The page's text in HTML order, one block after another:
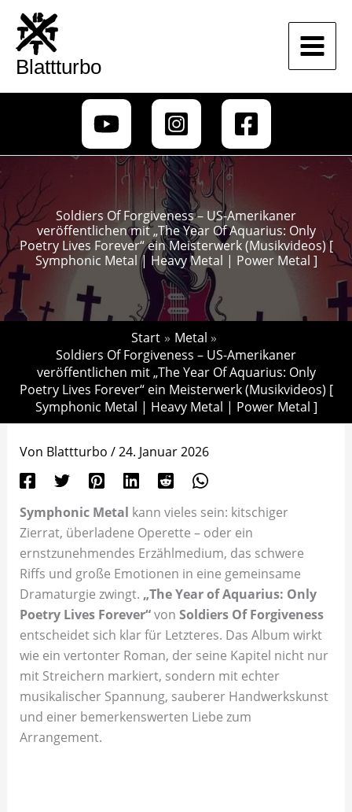
Zum
Inhalt
springen
Blattturbo
Soldiers Of Forgiveness – US-Amerikaner
veröffentlichen mit „The Year Of Aquarius: Only
Poetry Lives Forever“ ein Meisterwerk (Musikvideos) [
Symphonic Metal | Heavy Metal | Power Metal ]
Start
Metal
Soldiers Of Forgiveness – US-Amerikaner
veröffentlichen mit „The Year Of Aquarius: Only
Poetry Lives Forever“ ein Meisterwerk (Musikvideos) [
Symphonic Metal | Heavy Metal | Power Metal ]
Von Blattturbo /24. Januar 2026
Symphonic Metal kann vieles sein: kitschiger
Zierrat, überladene Operette – oder ein
ernstzunehmendes Erzählmedium, das schwere
Riffs und große Emotionen in eine gemeinsame
Dramaturgie zwingt. „The Year of Aquarius: Only
Poetry Lives Forever“von Soldiers Of Forgiveness
entscheidet sich klar für Letzteres. Das Album wirkt
wie ein vertonter Roman, der seine Kapitel nicht nur
mit Streichern markiert, sondern mit echter
musikalischer Spannung, sauberer Handwerkskunst
und einer bemerkenswerten Liebe zum
Arrangement.